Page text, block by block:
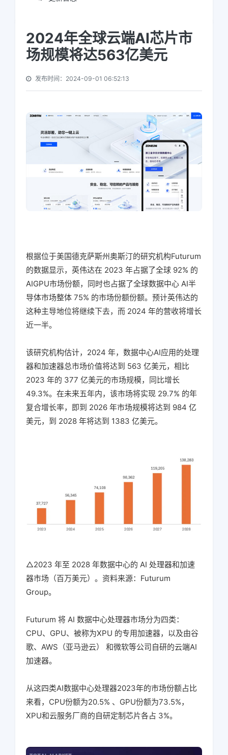
2024年全球云端AI芯片市
场规模将达563亿美元
发布时间：2024-09-01 06:52:13
根据位于美国德克萨斯州奥斯汀的研究机构Futurum
的数据显示，英伟达在 2023 年占据了全球 92% 的
AIGPU市场份额，同时也占据了全球数据中心 AI半
导体市场整体 75% 的市场份额份额。预计英伟达的
这种主导地位将继续下去，而 2024 年的营收将增长
近一半。
该研究机构估计，2024 年，数据中心AI应用的处理
器和加速器总市场价值将达到 563 亿美元，相比
2023 年的 377 亿美元的市场规模，同比增长
49.3%。在未来五年内，该市场将实现 29.7% 的年
复合增长率，即到 2026 年市场规模将达到 984 亿
美元，到 2028 年将达到 1383 亿美元。
△2023 年至 2028 年数据中心的 AI 处理器和加速
器市场（百万美元）。资料来源：Futurum
Group。
Futurum 将 AI 数据中心处理器市场分为四类：
CPU、GPU、被称为XPU 的专用加速器，以及由谷
歌、AWS（亚马逊云） 和微软等公司自研的云端AI
加速器。
从这四类AI数据中心处理器2023年的市场份额占比
来看，CPU份额为20.5% 、GPU份额为73.5%，
XPU和云服务厂商的自研定制芯片各占 3%。